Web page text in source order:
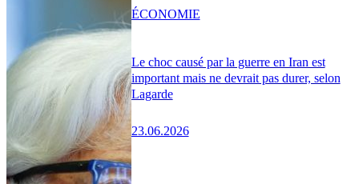
Le choc causé par la guerre en Iran est
important mais ne devrait pas durer, selon
Lagarde
23.06.2026
ÉCONOMIE